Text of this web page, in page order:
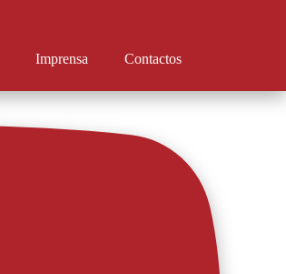
Imprensa Contactos